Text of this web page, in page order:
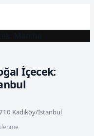
İçecek:
Kadıköy/İstanbul